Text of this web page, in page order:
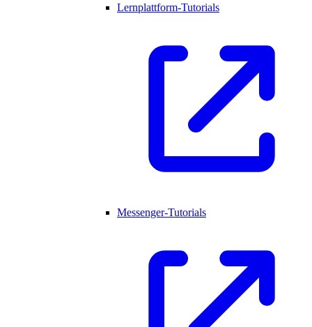
Lernplattform-Tutorials
Messenger-Tutorials